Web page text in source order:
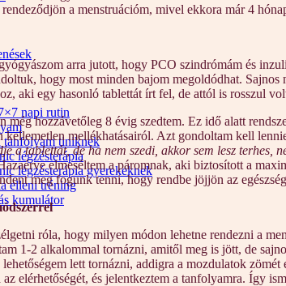
napi rutin
tanfolyam tiniknek
légzésterápia
légzésterápia gyerekeknek
elleni tréning
kumulátor
a menstruációm, mivel ekkora már 4
arra jutott, hogy PCO szindrómám és
hogy most minden bajom megoldódhat.
aki egy hasonló tablettát írt fel, de attól is rosszul
még hozzávetőleg 8 évig szedtem. Ez idő alatt
kellemetlen mellékhatásairól. Azt gondoltam kell
a tablettát, de ha nem szedi, akkor sem lesz terhes,
elmeséltem a páromnak, aki biztosított a
meg fogunk tenni, hogy rendbe jöjjön az
róla, hogy milyen módon lehetne rendezni a
1-2 alkalommal tornázni, amitől meg is jött, de
lett tornázni, addigra a mozdulatok
elérhetőségét, és jelentkeztem a tanfolyamra. Így